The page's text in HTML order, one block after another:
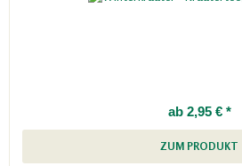
ab 2,95 € *
ZUM PRODUKT